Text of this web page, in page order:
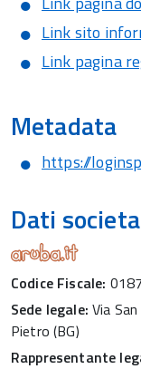
Link sito
Link pagina
Metadata
https://
Dati
Codice Fiscale:
Sede legale: Via
Pietro (BG)
Rappresentante